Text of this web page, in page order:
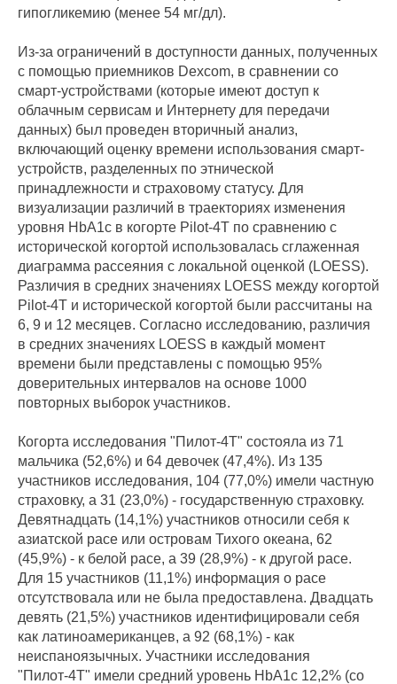
гипогликемию (менее 54 мг/дл).
Из-за ограничений в доступности данных, полученных
с помощью приемников Dexcom, в сравнении со
смарт-устройствами (которые имеют доступ к
облачным сервисам и Интернету для передачи
данных) был проведен вторичный анализ,
включающий оценку времени использования смарт-
устройств, разделенных по этнической
принадлежности и страховому статусу. Для
визуализации различий в траекториях изменения
уровня HbA1c в когорте Pilot-4T по сравнению с
исторической когортой использовалась сглаженная
диаграмма рассеяния с локальной оценкой (LOESS).
Различия в средних значениях LOESS между когортой
Pilot-4T и исторической когортой были рассчитаны на
6, 9 и 12 месяцев. Согласно исследованию, различия
в средних значениях LOESS в каждый момент
времени были представлены с помощью 95%
доверительных интервалов на основе 1000
повторных выборок участников.
Когорта исследования "Пилот-4Т" состояла из 71
мальчика (52,6%) и 64 девочек (47,4%). Из 135
участников исследования, 104 (77,0%) имели частную
страховку, а 31 (23,0%) - государственную страховку.
Девятнадцать (14,1%) участников относили себя к
азиатской расе или островам Тихого океана, 62
(45,9%) - к белой расе, а 39 (28,9%) - к другой расе.
Для 15 участников (11,1%) информация о расе
отсутствовала или не была предоставлена. Двадцать
девять (21,5%) участников идентифицировали себя
как латиноамериканцев, а 92 (68,1%) - как
неиспаноязычных. Участники исследования
"Пилот-4Т" имели средний уровень HbA1c 12,2% (со